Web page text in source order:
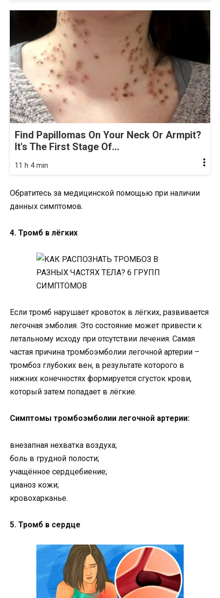
Find Papillomas On Your Neck Or Armpit?
It's The First Stage Of...
11 h 4 min
Обратитесь за медицинской помощью при наличии
данных симптомов.
4. Тромб в лёгких
Если тромб нарушает кровоток в лёгких, развивается
легочная эмболия. Это состояние может привести к
летальному исходу при отсутствии лечения. Самая
частая причина тромбоэмболии легочной артерии –
тромбоз глубоких вен, в результате которого в
нижних конечностях формируется сгусток крови,
который затем попадает в лёгкие.
Симптомы тромбоэмболии легочной артерии:
внезапная нехватка воздуха;
боль в грудной полости;
учащённое сердцебиение;
цианоз кожи;
кровохарканье.
5. Тромб в сердце